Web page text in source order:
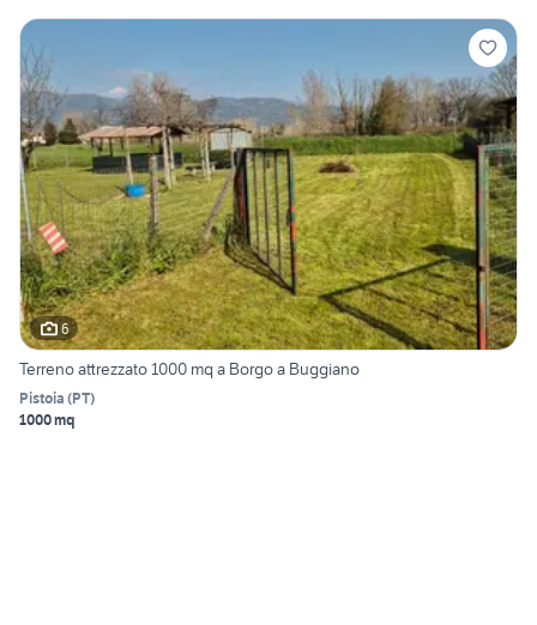
6
Terreno attrezzato 1000 mq a Borgo a Buggiano
Pistoia (PT)
1000 mq